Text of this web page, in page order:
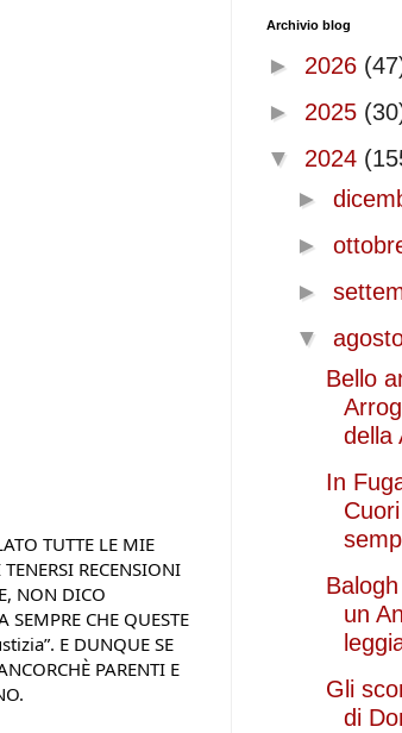
TUTTE LE MIE
RECENSIONI
NON DICO
CHE QUESTE
E DUNQUE SE
PARENTI E
Archivio blog
► 2026
► 2025
▼ 2024
►
►
►
▼
Bello
della
In
un
Gli
di